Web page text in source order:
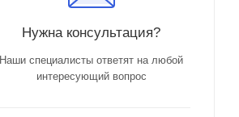
Нужна консультация?
Наши специалисты ответят на любой
интересующий вопрос